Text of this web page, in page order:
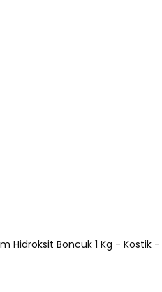
Hidroksit Boncuk 1 Kg - Kostik